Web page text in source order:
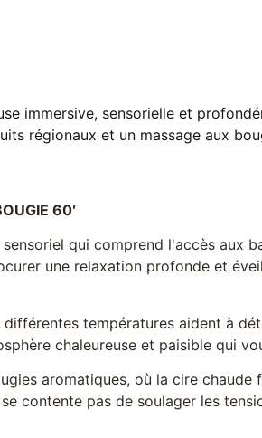
immersive, sensorielle et
régionaux et un massage aux
60′
qui comprend l'accès aux
une relaxation profonde et
températures aident à
chaleureuse et paisible qui
aromatiques, où la cire
contente pas de soulager les